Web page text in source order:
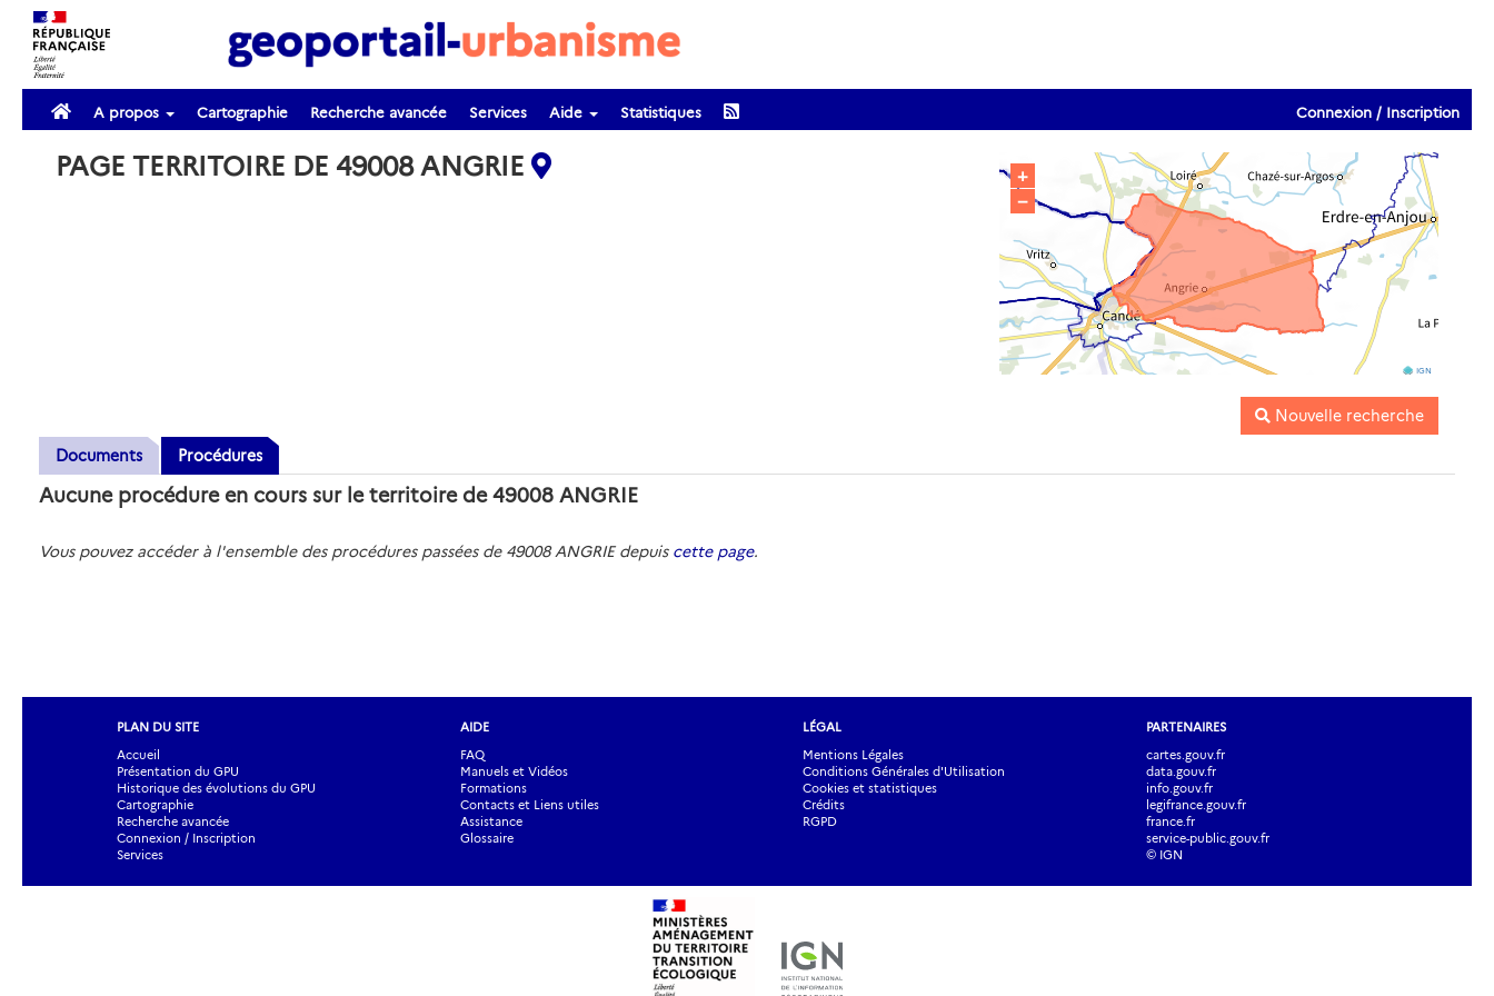
A propos Cartographie Recherche avancée Services Aide Statistiques Connexion / Inscription
PAGE TERRITOIRE DE 49008 ANGRIE
+
−
IGN
Nouvelle recherche
Documents
Procédures
Aucune procédure en cours sur le territoire de 49008 ANGRIE
Vous pouvez accéder à l'ensemble des procédures passées de 49008 ANGRIE depuis cette page.
PLAN DU SITE
Accueil
Présentation du GPU
Historique des évolutions du GPU
Cartographie
Recherche avancée
Connexion / Inscription
Services
AIDE
FAQ
Manuels et Vidéos
Formations
Contacts et Liens utiles
Assistance
Glossaire
LÉGAL
Mentions Légales
Conditions Générales d'Utilisation
Cookies et statistiques
Crédits
RGPD
PARTENAIRES
cartes.gouv.fr
data.gouv.fr
info.gouv.fr
legifrance.gouv.fr
france.fr
service-public.gouv.fr
© IGN